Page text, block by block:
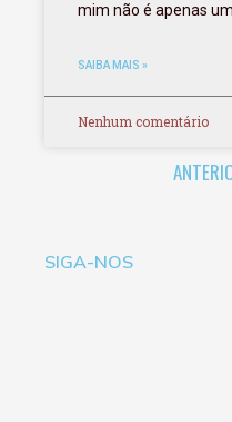
mim não é apenas
SAIBA MAIS »
Nenhum comentário
SIGA-NOS